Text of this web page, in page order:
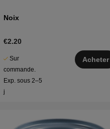
Noix
€2.20
Sur
commande.
Exp. sous 2–5
j
Acheter